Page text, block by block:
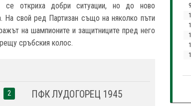
се откриха добри ситуации, но до ново
На свой ред Партизан също на няколко пъти
на шампионите и защитниците пред него
сръбския колос.
2 ПФК ЛУДОГОРЕЦ 1945